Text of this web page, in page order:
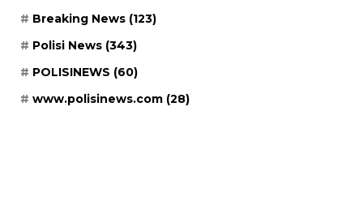
Breaking News (123)
Polisi News (343)
POLISINEWS (60)
www.polisinews.com (28)